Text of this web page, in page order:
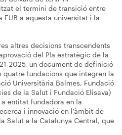
el termini de transició entre
a aquesta universitat i la
altres decisions transcendents
del Pla estratègic de la
2025, un document de definició
fundacions que integren la
Universitària Balmes, Fundació
de la Salut i Fundació Elisava)
entitat fundadora en la
i innovació en l'àmbit de
Salut a la Catalunya Central, que